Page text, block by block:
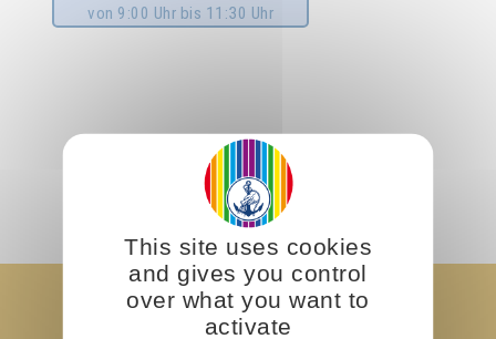
von 9:00 Uhr bis 11:30 Uhr
Ich abonniere den Newsletter
This site uses cookies
and gives you control
over what you want to
activate